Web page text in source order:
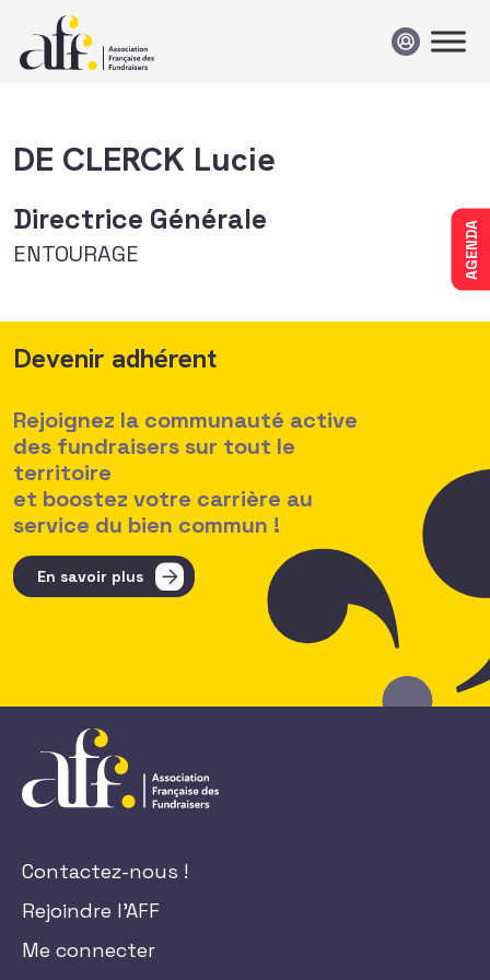
AGENDA
DE CLERCK Lucie
Directrice Générale
ENTOURAGE
Devenir adhérent
Rejoignez la communauté active
des fundraisers sur tout le
territoire
et boostez votre carrière au
service du bien commun !
En savoir plus
Contactez-nous !
Rejoindre l'AFF
Me connecter